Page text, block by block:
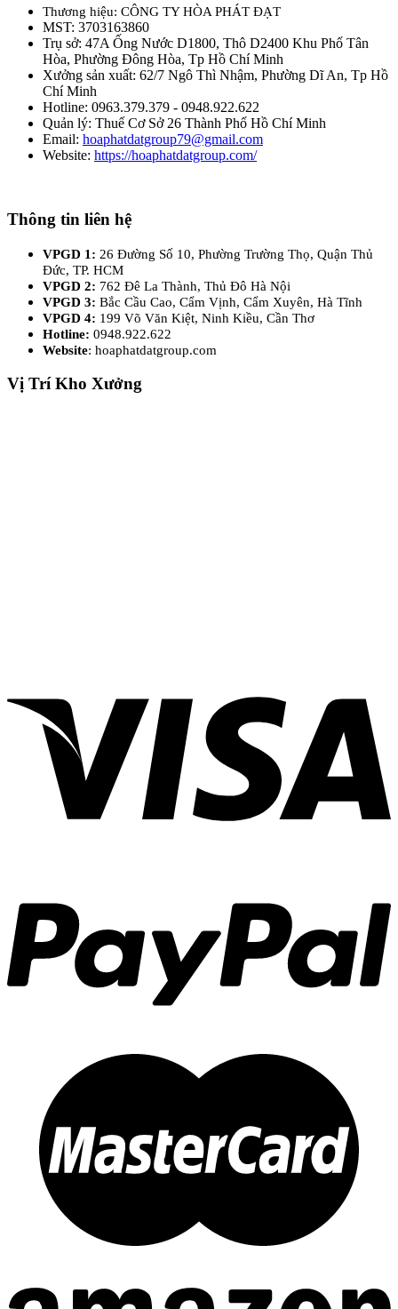
Thương hiệu: CÔNG TY HÒA PHÁT ĐẠT
MST: 3703163860
Trụ sở: 47A Ống Nước D1800, Thô D2400 Khu Phố Tân
Hòa, Phường Đông Hòa, Tp Hồ Chí Minh
Xưởng sản xuất: 62/7 Ngô Thì Nhậm, Phường Dĩ An, Tp Hồ
Chí Minh
Hotline: 0963.379.379 - 0948.922.622
Quản lý: Thuế Cơ Sở 26 Thành Phố Hồ Chí Minh
Email: hoaphatdatgroup79@gmail.com
Website: https://hoaphatdatgroup.com/
Thông tin liên hệ
VPGD 1: 26 Đường Số 10, Phường Trường Thọ, Quận Thủ
Đức, TP. HCM
VPGD 2: 762 Đê La Thành, Thủ Đô Hà Nội
VPGD 3: Bắc Cầu Cao, Cẩm Vịnh, Cẩm Xuyên, Hà Tĩnh
VPGD 4: 199 Võ Văn Kiệt, Ninh Kiều, Cần Thơ
Hotline: 0948.922.622
Website: hoaphatdatgroup.com
Vị Trí Kho Xưởng